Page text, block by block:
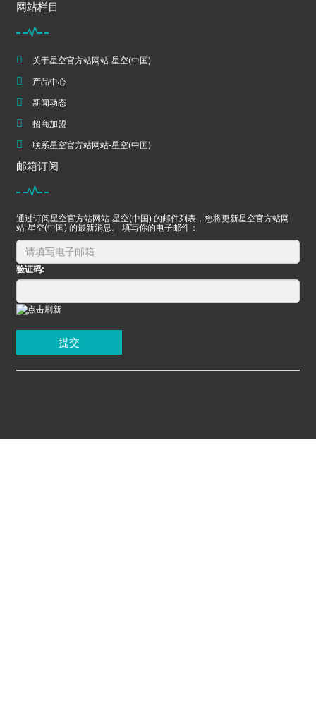
网站栏目
关于星空官方站网站-星空(中国)
产品中心
新闻动态
招商加盟
联系星空官方站网站-星空(中国)
邮箱订阅
通过订阅星空官方站网站-星空(中国) 的邮件列表，您将更新星空官方站网
站-星空(中国) 的最新消息。 填写你的电子邮件：
验证码:
提交